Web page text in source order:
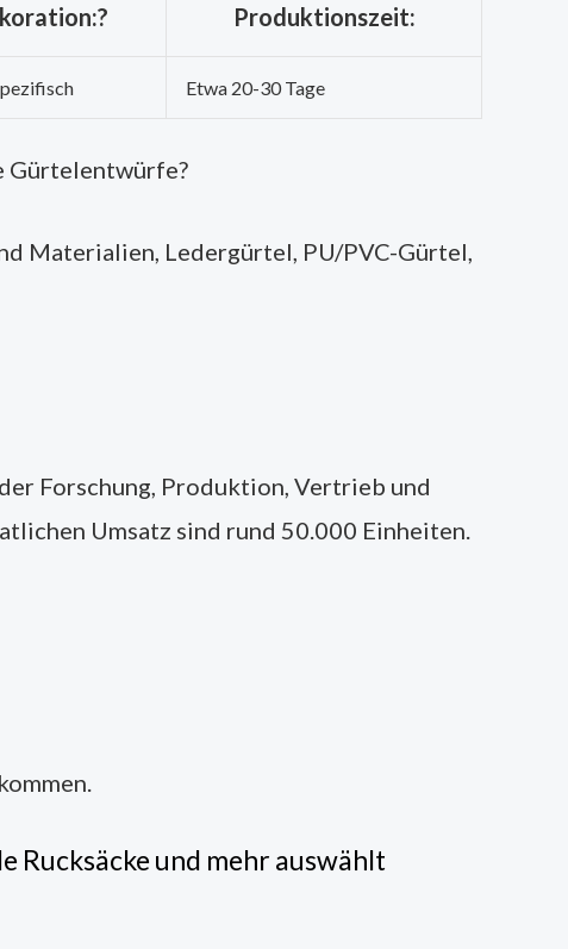
Produktionszeit:
Etwa 20-30 Tage
Gürtelentwürfe?
Materialien, Ledergürtel, PU/PVC-Gürtel,
Forschung, Produktion, Vertrieb und
Umsatz sind rund 50.000 Einheiten.
Rucksäcke und mehr auswählt